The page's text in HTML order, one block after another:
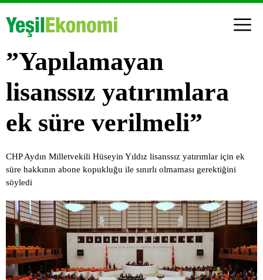
”Yapılamayan
lisanssız yatırımlara
ek süre verilmeli”
CHP Aydın Milletvekili Hüseyin Yıldız lisanssız yatırımlar için ek
süre hakkının abone kopukluğu ile sınırlı olmaması gerektiğini
söyledi